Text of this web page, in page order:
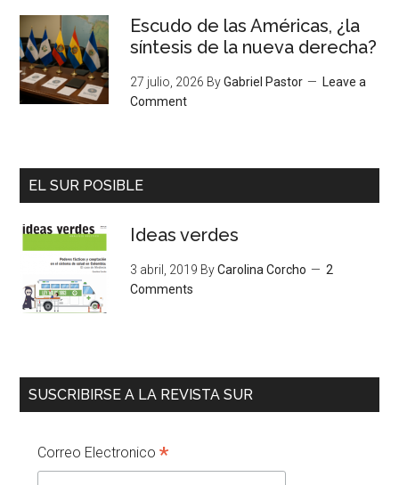
Escudo de las Américas, ¿la
síntesis de la nueva derecha?
27 julio, 2026 ByGabriel Pastor
Leave a
Comment
EL SUR POSIBLE
Ideas verdes
3 abril, 2019 ByCarolina Corcho
2
Comments
SUSCRIBIRSE A LA REVISTA SUR
Correo Electronico*